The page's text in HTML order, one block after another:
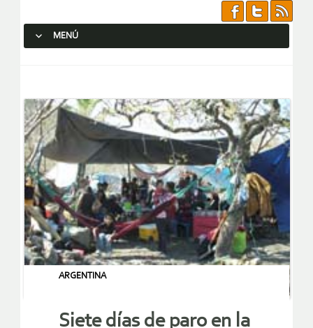
MENÚ
ARGENTINA
Siete días de paro en la